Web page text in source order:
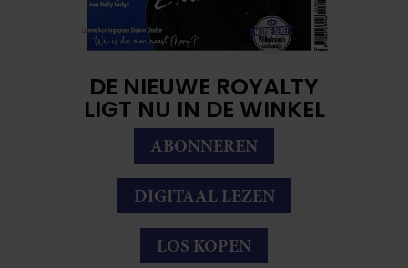
DE NIEUWE ROYALTY
LIGT NU IN DE WINKEL
ABONNEREN
DIGITAAL LEZEN
LOS KOPEN